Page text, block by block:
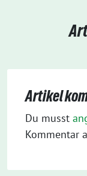
Artikel
Du musst
Kommentar